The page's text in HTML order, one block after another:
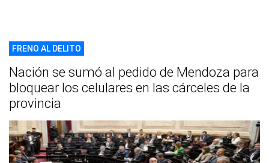
FRENO AL DELITO
Nación se sumó al pedido de Mendoza para
bloquear los celulares en las cárceles de la
provincia